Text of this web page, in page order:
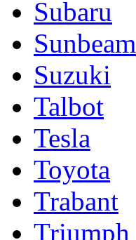
Subaru
Sunbeam
Suzuki
Talbot
Tesla
Toyota
Trabant
Triumph